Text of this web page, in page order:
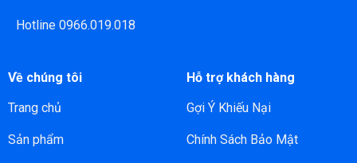
Hotline 0966.019.018
Về chúng tôi
Trang chủ
Sản phẩm
Hỗ trợ khách hàng
Gợi Ý Khiếu Nại
Chính Sách Bảo Mật